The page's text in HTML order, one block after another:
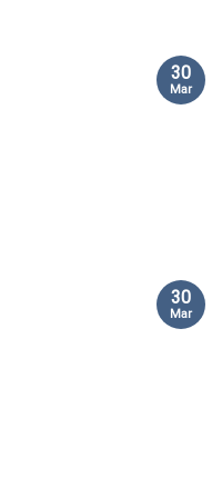
30
Mar
30
Mar